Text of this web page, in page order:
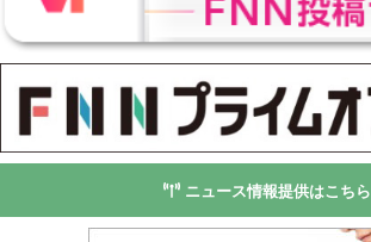
ニュース情報提供はこちら